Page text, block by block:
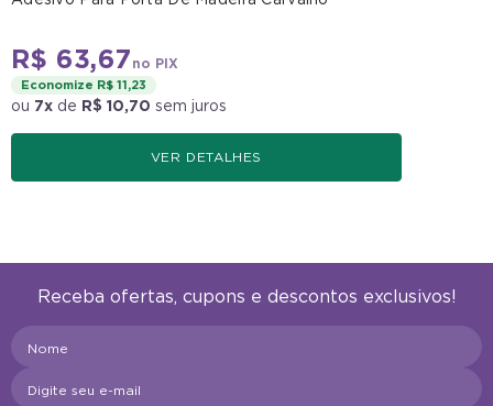
R$ 63,67
Economize R$ 11,23
7x de R$ 10,70 sem juros
Receba ofertas, cupons e descontos exclusivos!